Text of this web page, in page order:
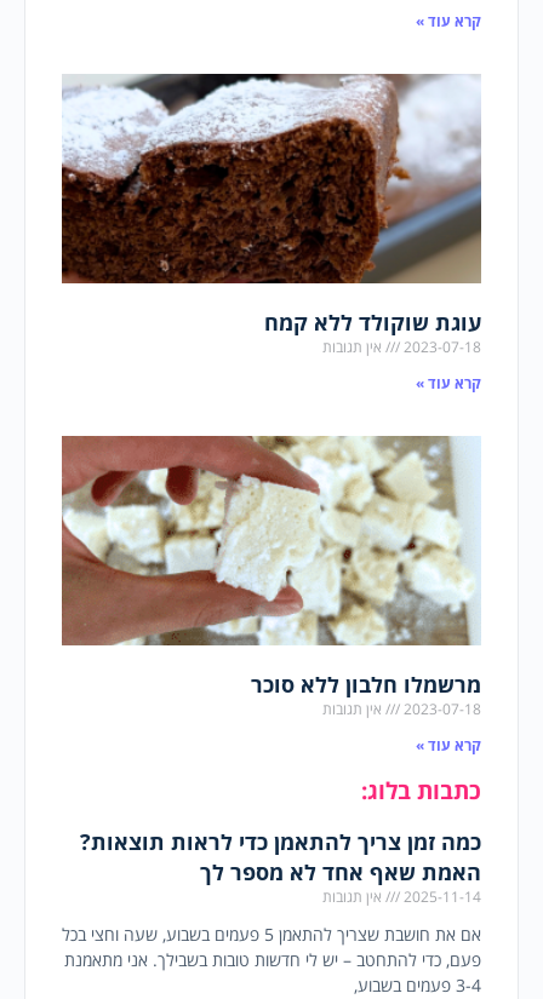
קרא עוד »
עוגת שוקולד ללא קמח
2023-07-18
אין תגובות
קרא עוד »
מרשמלו חלבון ללא סוכר
2023-07-18
אין תגובות
קרא עוד »
כתבות בלוג:
כמה זמן צריך להתאמן כדי לראות תוצאות?
האמת שאף אחד לא מספר לך
2025-11-14 אין תגובות
אם את חושבת שצריך להתאמן 5 פעמים בשבוע, שעה וחצי בכל
פעם, כדי להתחטב – יש לי חדשות טובות בשבילך. אני מתאמנת
3-4 פעמים בשבוע,